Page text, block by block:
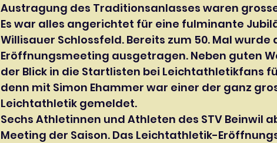
Austragung des Traditionsanlasses waren
Es war alles angerichtet für eine fulminante
Willisauer Schlossfeld. Bereits zum 50. Mal wurde
Eröffnungsmeeting ausgetragen. Neben guten
der Blick in die Startlisten bei Leichtathletikfans
denn mit Simon Ehammer war einer der ganz
Leichtathletik gemeldet.
Sechs Athletinnen und Athleten des STV Beinwil
Meeting der Saison. Das Leichtathletik-